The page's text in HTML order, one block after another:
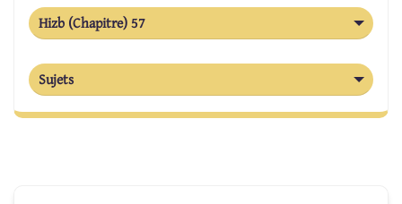
Hizb (Chapitre) 57
Sujets